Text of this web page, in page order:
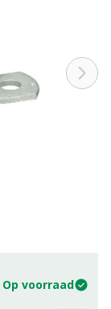
Op voorraad